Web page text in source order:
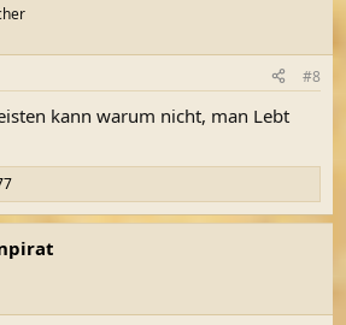
#8
kann warum nicht, man Lebt